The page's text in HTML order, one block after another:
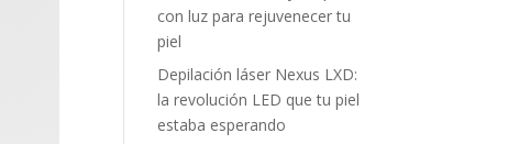
con luz para rejuvenecer tu
piel
Depilación láser Nexus LXD:
la revolución LED que tu piel
estaba esperando